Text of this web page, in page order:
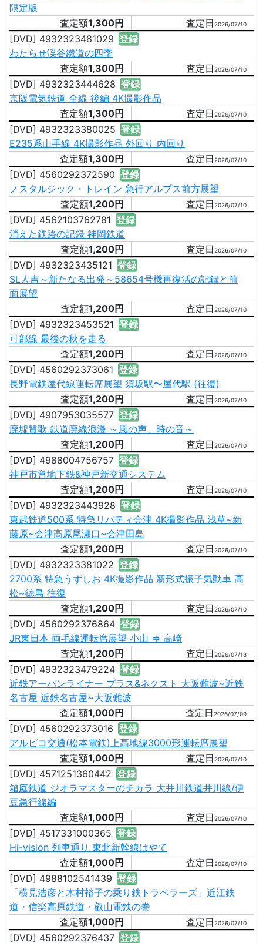
限定版
1,300円
2026/07/10
[DVD] 4932323481029 登録
わたらせ渓谷鐵道の四季
1,300円
2026/07/10
[DVD] 4932323444628 登録
京阪電気鉄道 全線 後編 4K撮影作品
1,300円
2026/07/10
[DVD] 4932323380025 登録
E235系山手線 4K撮影作品 外回り 内回り
1,300円
2026/07/10
[DVD] 4560292372590 登録
ノスタルジック・トレイン 急行アルプス前方展望
1,200円
2026/07/10
[DVD] 4562103762781 登録
消えた鉄路の記録 神岡鉄道
1,200円
2026/07/10
[DVD] 4932323435121 登録
SL人吉～新たなる出発～58654号機再復活の記録と前
面展望
1,200円
2026/07/10
[DVD] 4932323453521 登録
可部線 最後の秋を走る
1,200円
2026/07/10
[DVD] 4560292373061 登録
長野電鉄屋代線運転席展望 須坂駅〜屋代駅 (往復)
1,200円
2026/07/10
[DVD] 4907953035577 登録
廃墟賛歌 鉄道廃線浪漫 ～風の声、時の音～
1,200円
2026/07/10
[DVD] 4988004756757 登録
神戸市営地下鉄&神戸新交通システム
1,200円
2026/07/10
[DVD] 4932323443928 登録
東武鉄道500系 特急リバティ会津 4K撮影作品 浅草~新
藤原~会津高原尾瀬口~会津田島
1,200円
2026/07/10
[DVD] 4932323381022 登録
2700系 特急うずしお 4K撮影作品 新形式振子気動車 高
松~徳島 往復
1,200円
2026/07/10
[DVD] 4560292376864 登録
JR東日本 両毛線運転席展望 小山 ⇒ 高崎
1,200円
2026/07/18
[DVD] 4932323479224 登録
近鉄アーバンライナー プラス&ネクスト 大阪難波~近鉄
名古屋 近鉄名古屋~大阪難波
1,000円
2026/07/09
[DVD] 4560292373016 登録
アルピコ交通(松本電鉄)上高地線3000形運転席展望
1,000円
2026/07/10
[DVD] 4571251360442 登録
箱庭鉄道 ジオラマスターのチカラ 大井川鉄道井川線/伊
豆急行線編
1,000円
2026/07/10
[DVD] 4517331000365 登録
Hi-vision 列車通り 東北新幹線はやて
1,000円
2026/07/10
[DVD] 4988102541439 登録
「横見浩彦と木村裕子の乗り鉄トラベラーズ」近江鉄
道・信楽高原鉄道・叡山電鉄の巻
1,000円
2026/07/10
[DVD] 4560292376437 登録